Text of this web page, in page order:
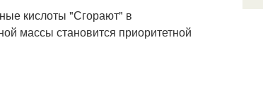
кислоты "Сгорают" в
массы становится приоритетной